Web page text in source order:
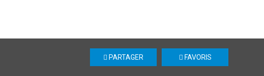
FAVORIS
PARTAGER